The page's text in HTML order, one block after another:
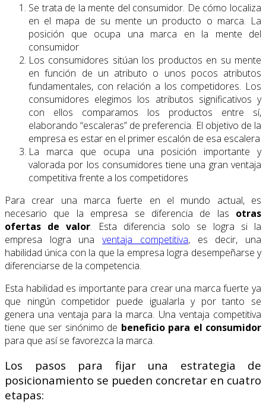
Se trata de la mente del consumidor. De cómo localiza
en el mapa de su mente un producto o marca. La
posición que ocupa una marca en la mente del
consumidor
Los consumidores sitúan los productos en su mente
en función de un atributo o unos pocos atributos
fundamentales, con relación a los competidores. Los
consumidores elegimos los atributos significativos y
con ellos comparamos los productos entre sí,
elaborando “escaleras” de preferencia. El objetivo de la
empresa es estar en el primer escalón de esa escalera
La marca que ocupa una posición importante y
valorada por los consumidores tiene una gran ventaja
competitiva frente a los competidores
Para crear una marca fuerte en el mundo actual, es
necesario que la empresa se diferencia de las otras
ofertas de valor. Esta diferencia solo se logra si la
empresa logra unaventaja competitiva, es decir, una
habilidad única con la que la empresa logra desempeñarse y
diferenciarse de la competencia.
Esta habilidad es importante para crear una marca fuerte ya
que ningún competidor puede igualarla y por tanto se
genera una ventaja para la marca. Una ventaja competitiva
tiene que ser sinónimo de beneficio para el consumidor
para que así se favorezca la marca.
Los pasos para fijar una estrategia de
posicionamiento se pueden concretar en cuatro
etapas: